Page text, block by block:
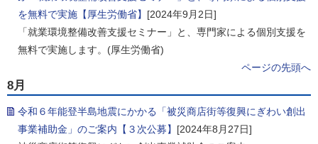
を無料で実施【厚生労働省】 [2024年9月2日]
「就業環境整備改善支援セミナー」と、専門家による個別支援を
無料で実施します。(厚生労働省)
ページの先頭へ
8月
令和６年能登半島地震にかかる「被災商店街等復興にぎわい創出
事業補助金」のご案内【３次公募】 [2024年8月27日]